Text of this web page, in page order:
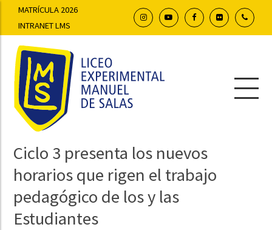
MATRÍCULA 2026
INTRANET LMS
Ciclo 3 presenta los nuevos
horarios que rigen el trabajo
pedagógico de los y las
Estudiantes